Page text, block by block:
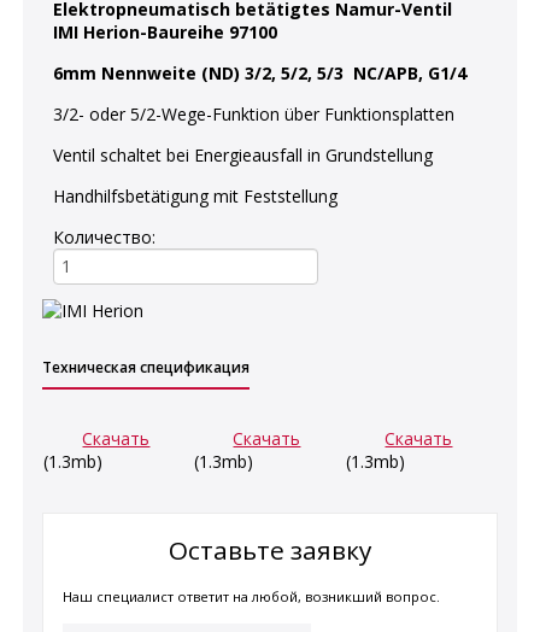
Elektropneumatisch betätigtes Namur-Ventil
IMI Herion-Baureihe 97100
6mm Nennweite (ND) 3/2, 5/2, 5/3 NC/APB, G1/4
3/2- oder 5/2-Wege-Funktion über Funktionsplatten
Ventil schaltet bei Energieausfall in Grundstellung
Handhilfsbetätigung mit Feststellung
Количество:
Техническая спецификация
Скачать
(1.3mb)
Скачать
(1.3mb)
Скачать
(1.3mb)
Оставьте заявку
Наш специалист ответит на любой, возникший вопрос.